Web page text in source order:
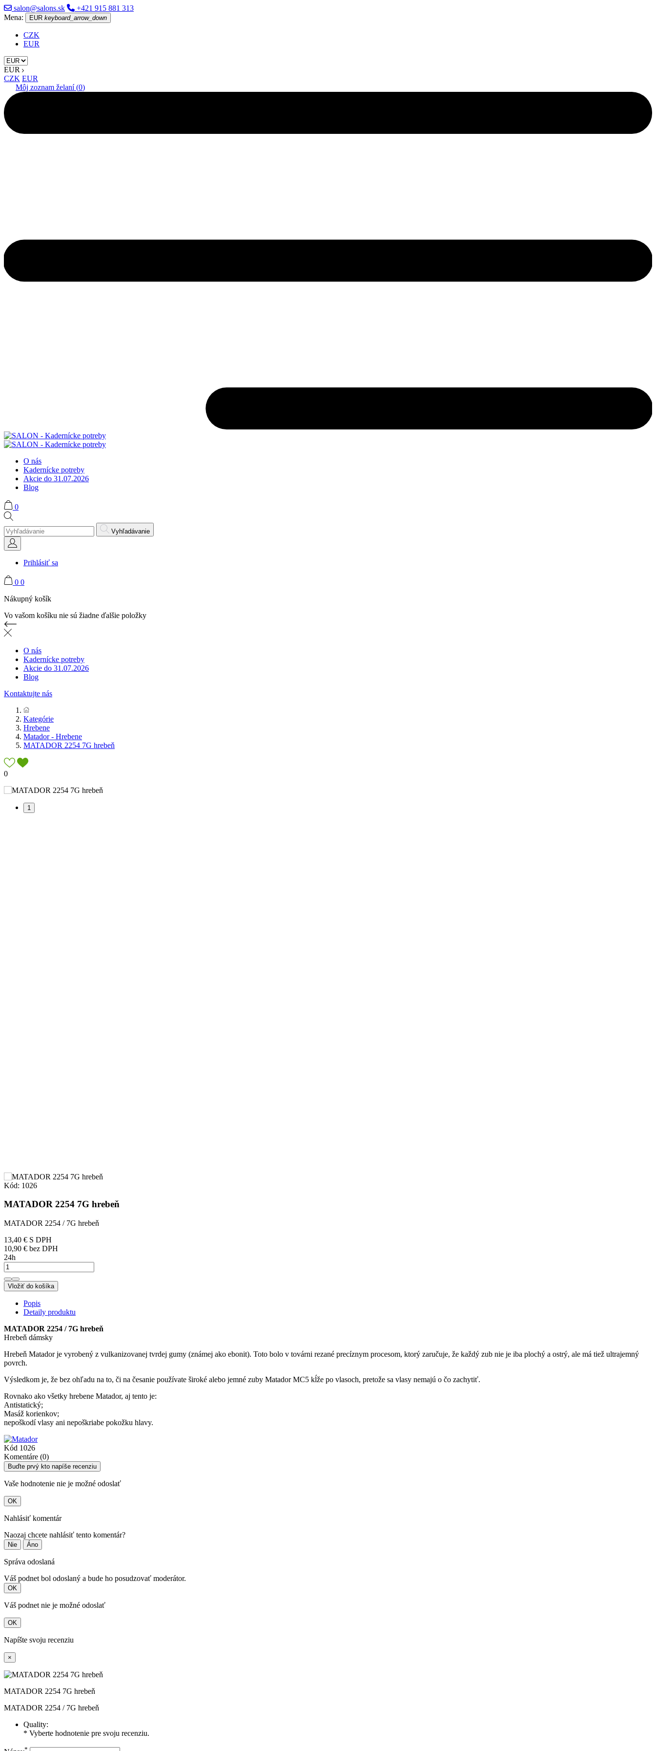
salon@salons.sk
+421 915 881 313
Mena:
EUR keyboard_arrow_down
CZK
EUR
EUR
CZK EUR
Môj zoznam želaní (0)
O nás
Kadernícke potreby
Akcie do 31.07.2026
Blog
0
Vyhľadávanie
Prihlásiť sa
0 0
Nákupný košík
Vo vašom košíku nie sú žiadne ďalšie položky
O nás
Kadernícke potreby
Akcie do 31.07.2026
Blog
Kontaktujte nás
Kategórie
Hrebene
Matador - Hrebene
MATADOR 2254 7G hrebeň
0
1
Kód: 1026
MATADOR 2254 7G hrebeň
MATADOR 2254 / 7G hrebeň
13,40 € S DPH
10,90 € bez DPH
24h
Vložiť do košíka
Popis
Detaily produktu
MATADOR 2254 / 7G hrebeň
Hrebeň dámsky
Hrebeň Matador je vyrobený z vulkanizovanej tvrdej gumy (známej ako ebonit). Toto bolo v továrni rezané precíznym procesom, ktorý zaručuje, že každý zub nie je iba plochý a ostrý, ale má tiež ultrajemný
povrch.
Výsledkom je, že bez ohľadu na to, či na česanie používate široké alebo jemné zuby Matador MC5 kĺže po vlasoch, pretože sa vlasy nemajú o čo zachytiť.
Rovnako ako všetky hrebene Matador, aj tento je:
Antistatický;
Masáž korienkov;
nepoškodí vlasy ani nepoškriabe pokožku hlavy.
Kód 1026
Komentáre (0)
Buďte prvý kto napíše recenziu
Vaše hodnotenie nie je možné odoslať
OK
Nahlásiť komentár
Naozaj chcete nahlásiť tento komentár?
Nie Áno
Správa odoslaná
Váš podnet bol odoslaný a bude ho posudzovať moderátor.
OK
Váš podnet nie je možné odoslať
OK
Napíšte svoju recenziu
×
MATADOR 2254 7G hrebeň
MATADOR 2254 / 7G hrebeň
Quality:
* Vyberte hodnotenie pre svoju recenziu.
*